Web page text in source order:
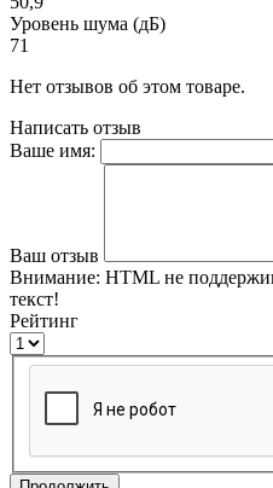
Уровень шума (дБ)
71
Нет отзывов об этом товаре.
Написать отзыв
Ваше имя:
Ваш отзыв
Внимание: HTML не
текст!
Рейтинг